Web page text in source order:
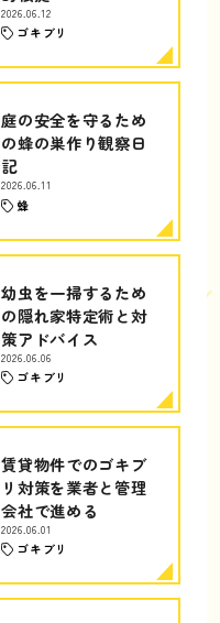
2026.06.12
ゴキブリ
庭の安全を守るため
の蜂の巣作り観察日
記
2026.06.11
蜂
幼虫を一掃するため
の隠れ家特定術と対
策アドバイス
2026.06.06
ゴキブリ
賃貸物件でのゴキブ
リ対策を業者と管理
会社で進める
2026.06.01
ゴキブリ